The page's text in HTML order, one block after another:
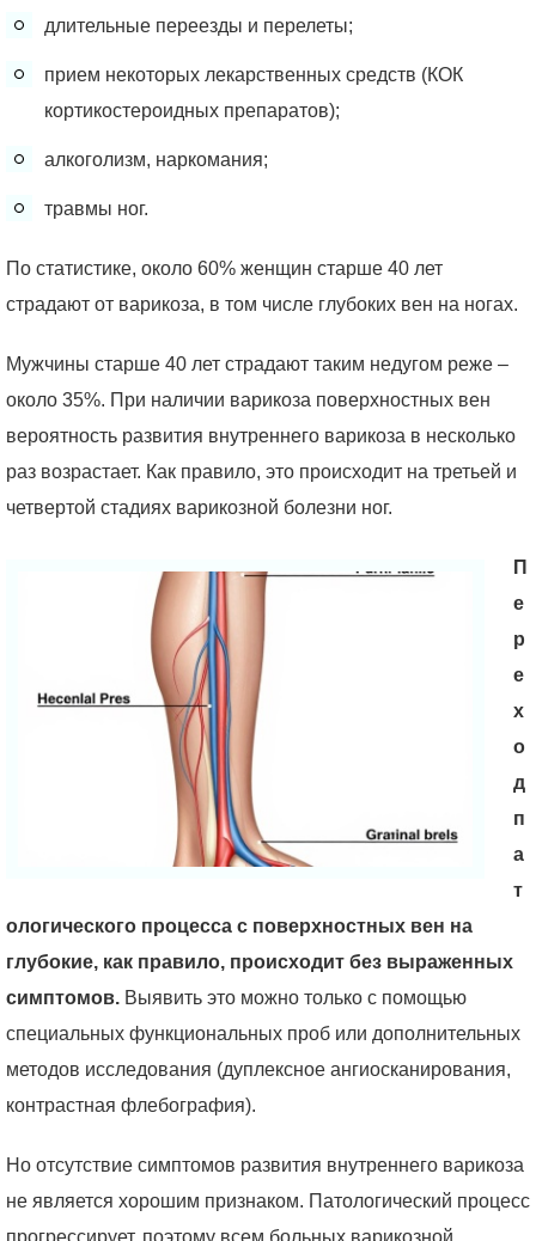
длительные переезды и перелеты;
прием некоторых лекарственных средств (КОК
кортикостероидных препаратов);
алкоголизм, наркомания;
травмы ног.
По статистике, около 60% женщин старше 40 лет
страдают от варикоза, в том числе глубоких вен на ногах.
Мужчины старше 40 лет страдают таким недугом реже –
около 35%. При наличии варикоза поверхностных вен
вероятность развития внутреннего варикоза в несколько
раз возрастает. Как правило, это происходит на третьей и
четвертой стадиях варикозной болезни ног.
П
е
р
е
х
о
д
п
а
т
ологического процесса с поверхностных вен на
глубокие, как правило, происходит без выраженных
симптомов. Выявить это можно только с помощью
специальных функциональных проб или дополнительных
методов исследования (дуплексное ангиосканирования,
контрастная флебография).
Но отсутствие симптомов развития внутреннего варикоза
не является хорошим признаком. Патологический процесс
прогрессирует, поэтому всем больных варикозной